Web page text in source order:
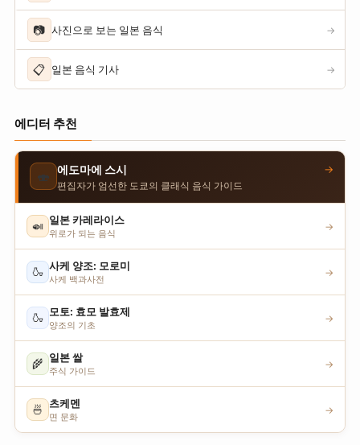
📷 사진으로 보는 일본 음식 →
📋 일본 음식 기사 →
에디터 추천
🍣 에도마에 스시
편집자가 엄선한 도쿄의 클래식 음식 가이드
→
🍛 일본 카레라이스
위로가 되는 음식
→
🍶 사케 양조: 모로미
사케 백과사전
→
🍶 모토: 효모 발효제
양조의 기초
→
🌾 일본 쌀
주식 가이드
→
🍜 츠케멘
면 문화
→